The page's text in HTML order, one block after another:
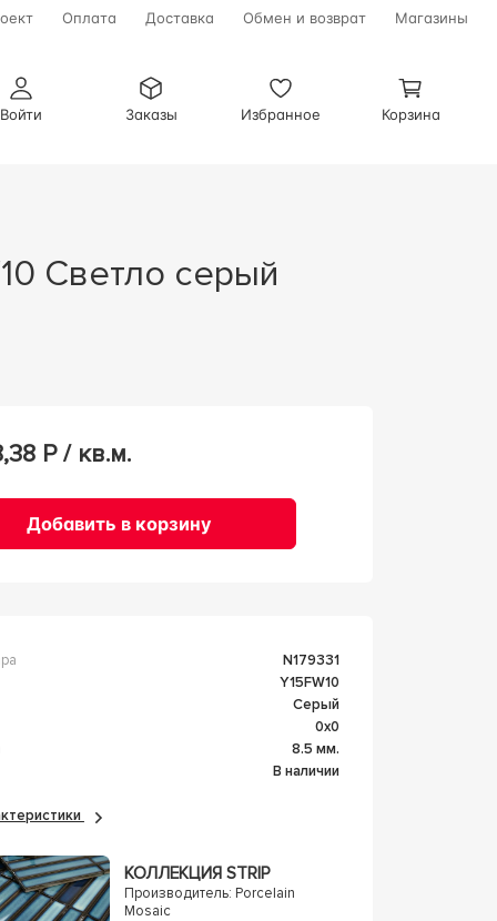
Оплата Доставка Обмен и возврат Магазины
Войти
Заказы Избранное Корзина
Р / кв.м.
Добавить в корзину
n179331
Y15FW10
Серый
0x0
8.5 мм.
В наличии
КОЛЛЕКЦИЯ STRIP
Производитель: Porcelain
Mosaic